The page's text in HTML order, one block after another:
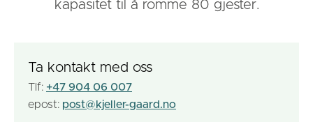
kapasitet til å romme 80 gjester.
Ta kontakt med oss
Tlf: +47 904 06 007
epost: post@kjeller-gaard.no